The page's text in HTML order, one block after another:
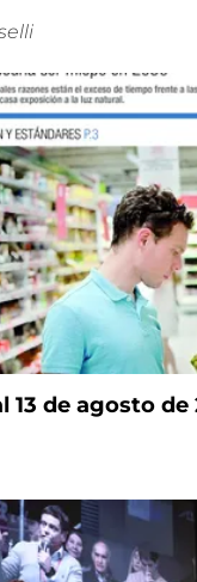
13 de agosto de